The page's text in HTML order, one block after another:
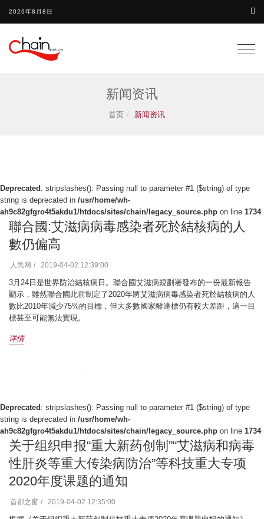
2026年8月8日
新闻资讯
首页 新闻资讯
Deprecated : stripslashes(): Passing null to parameter #1 ($string) of type
string is deprecated in /usr/home/wh-
ah9c82gfgro4t5akdu1/htdocs/sites/chain/legacy_source.php on line 1734
聯合國:艾滋病病毒感染者死於結核病的人
數仍偏高
人民网 2019-04-02 12:39:00
3月24日是世界防治結核病日。聯合國艾滋病規劃署發布的一份最新報告
顯示，雖然聯合國此前制定了2020年將艾滋病病毒感染者死於結核病的人
數比2010年減少75%的目標，但大多數國家離達標仍有較大差距，這一目
標甚至可能無法實現。
详情
Deprecated : stripslashes(): Passing null to parameter #1 ($string) of type
string is deprecated in /usr/home/wh-
ah9c82gfgro4t5akdu1/htdocs/sites/chain/legacy_source.php on line 1734
关于组织申报“重大新药创制”“艾滋病和病毒
性肝炎等重大传染病防治”等科技重大专项
2020年度课题的通知
首都之窗 2019-04-02 12:35:00